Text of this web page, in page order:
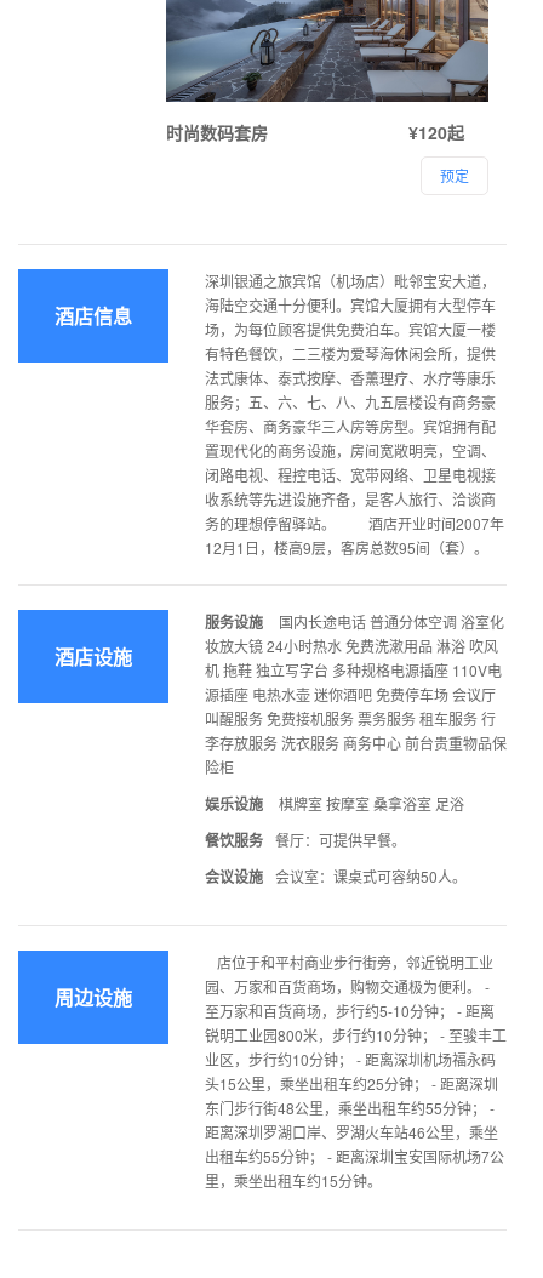
时尚数码套房 ¥120起
预定
酒店信息
深圳银通之旅宾馆（机场店）毗邻宝安大道，
海陆空交通十分便利。宾馆大厦拥有大型停车
场，为每位顾客提供免费泊车。宾馆大厦一楼
有特色餐饮，二三楼为爱琴海休闲会所，提供
法式康体、泰式按摩、香薰理疗、水疗等康乐
服务；五、六、七、八、九五层楼设有商务豪
华套房、商务豪华三人房等房型。宾馆拥有配
置现代化的商务设施，房间宽敞明亮，空调、
闭路电视、程控电话、宽带网络、卫星电视接
收系统等先进设施齐备，是客人旅行、洽谈商
务的理想停留驿站。 酒店开业时间2007年
12月1日，楼高9层，客房总数95间（套）。
酒店设施
服务设施
国内长途电话 普通分体空调 浴室化
妆放大镜 24小时热水 免费洗漱用品 淋浴 吹风
机 拖鞋 独立写字台 多种规格电源插座 110V电
源插座 电热水壶 迷你酒吧 免费停车场 会议厅
叫醒服务 免费接机服务 票务服务 租车服务 行
李存放服务 洗衣服务 商务中心 前台贵重物品保
险柜
娱乐设施 棋牌室 按摩室 桑拿浴室 足浴
餐饮服务 餐厅：可提供早餐。
会议设施 会议室：课桌式可容纳50人。
周边设施
店位于和平村商业步行街旁，邻近锐明工业
园、万家和百货商场，购物交通极为便利。 -
至万家和百货商场，步行约5-10分钟； - 距离
锐明工业园800米，步行约10分钟； - 至骏丰工
业区，步行约10分钟； - 距离深圳机场福永码
头15公里，乘坐出租车约25分钟； - 距离深圳
东门步行街48公里，乘坐出租车约55分钟； -
距离深圳罗湖口岸、罗湖火车站46公里，乘坐
出租车约55分钟； - 距离深圳宝安国际机场7公
里，乘坐出租车约15分钟。